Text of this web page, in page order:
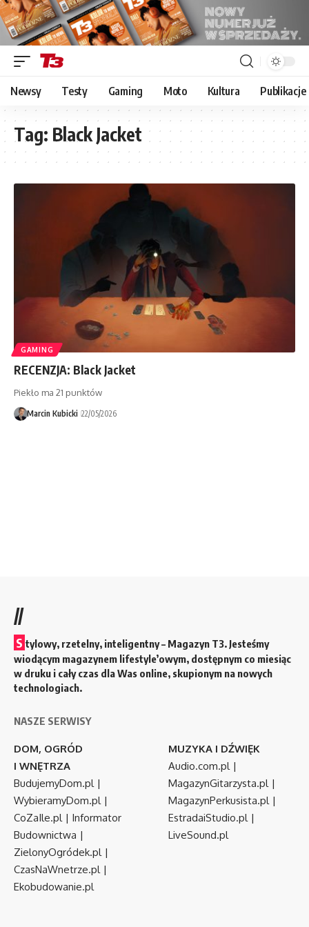
Newsy Testy Gaming Moto Kultura Publikacje
Tag: Black Jacket
GAMING
RECENZJA: Black Jacket
Piekło ma 21 punktów
Marcin Kubicki 22/05/2026
//
S tylowy, rzetelny, inteligentny – Magazyn T3. Jesteśmy
wiodącym magazynem lifestyle’owym, dostępnym co miesiąc
w druku i cały czas dla Was online, skupionym na nowych
technologiach.
NASZE SERWISY
DOM, OGRÓD
I WNĘTRZA
BudujemyDom.pl|
WybieramyDom.pl|
CoZaIle.pl| Informator
Budownictwa |
ZielonyOgródek.pl|
CzasNaWnetrze.pl|
Ekobudowanie.pl
MUZYKA I DŹWIĘK
Audio.com.pl|
MagazynGitarzysta.pl|
MagazynPerkusista.pl|
EstradaiStudio.pl|
LiveSound.pl